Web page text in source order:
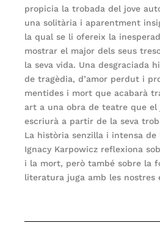
propicia la trobada del jove
una solitària i aparentment
la qual se li ofereix la
mostrar el major dels seus
la seva vida. Una desgraciada
de tragèdia, d’amor perdut i
mentides i mort que acabarà
art a una obra de teatre que el
escriurà a partir de la seva
La història senzilla i intensa de
Ignacy Karpowicz reflexiona
i la mort, però també sobre la
literatura juga amb les nostres